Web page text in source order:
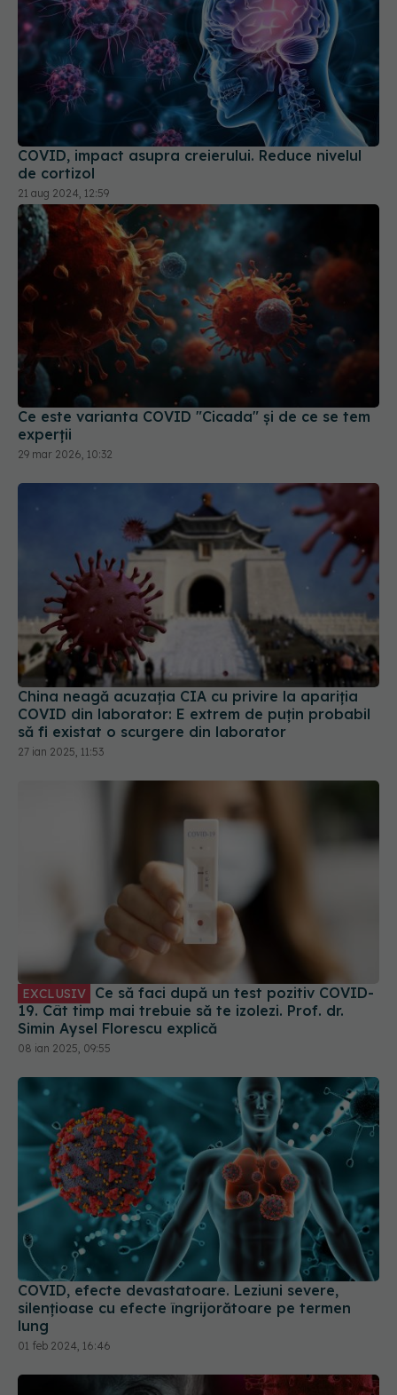
COVID, impact asupra creierului. Reduce nivelul
de cortizol
21 aug 2024, 12:59
Ce este varianta COVID "Cicada" și de ce se tem
experții
29 mar 2026, 10:32
China neagă acuzația CIA cu privire la apariția
COVID din laborator: E extrem de puţin probabil
să fi existat o scurgere din laborator
27 ian 2025, 11:53
EXCLUSIV
19. Cât timp mai trebuie să te izolezi. Prof. dr.
Simin Aysel Florescu explică
08 ian 2025, 09:55
COVID, efecte devastatoare. Leziuni severe,
silențioase cu efecte îngrijorătoare pe termen
lung
01 feb 2024, 16:46